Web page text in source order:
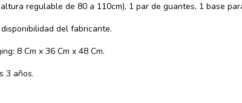
regulable de 80 a 110cm), 1 par de guantes, 1 base
del fabricante.
8 Cm x 36 Cm x 48 Cm.
3 años.